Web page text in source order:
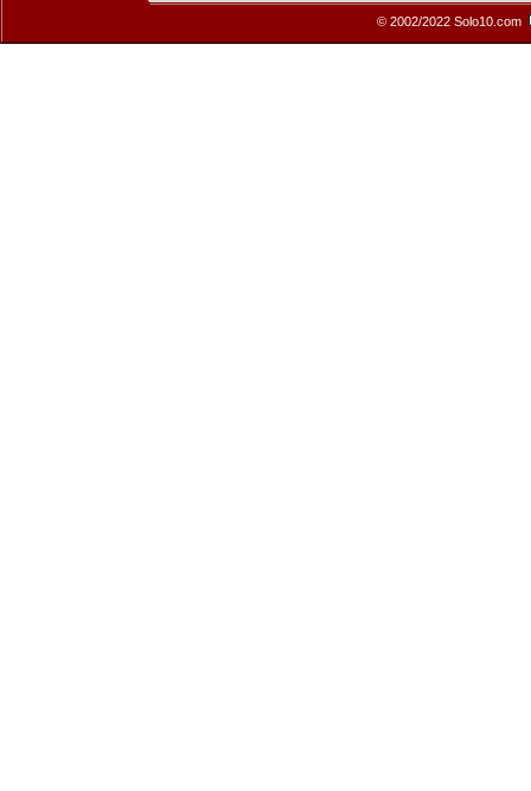
© 2002/2022 Solo10.com